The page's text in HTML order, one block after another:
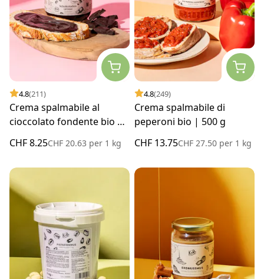
4.8(211)
Crema spalmabile al
cioccolato fondente bio |
CHF 8.25CHF 20.63 per 1 kg
4.8(249)
Crema spalmabile di
peperoni bio | 500 g
CHF 13.75CHF 27.50 per 1 kg